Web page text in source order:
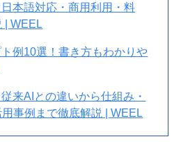
本語対応・商用利用・料
| WEEL
例10選！書き方もわかりや
来AIとの違いから仕組み・
事例まで徹底解説 | WEEL